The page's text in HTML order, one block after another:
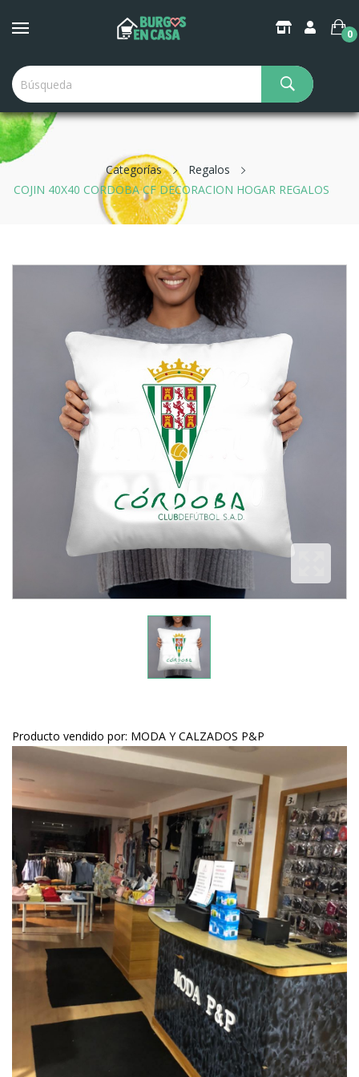
0
Categorías
Regalos
COJIN 40X40 CORDOBA CF DECORACION HOGAR REGALOS
Producto vendido por: MODA Y CALZADOS P&P